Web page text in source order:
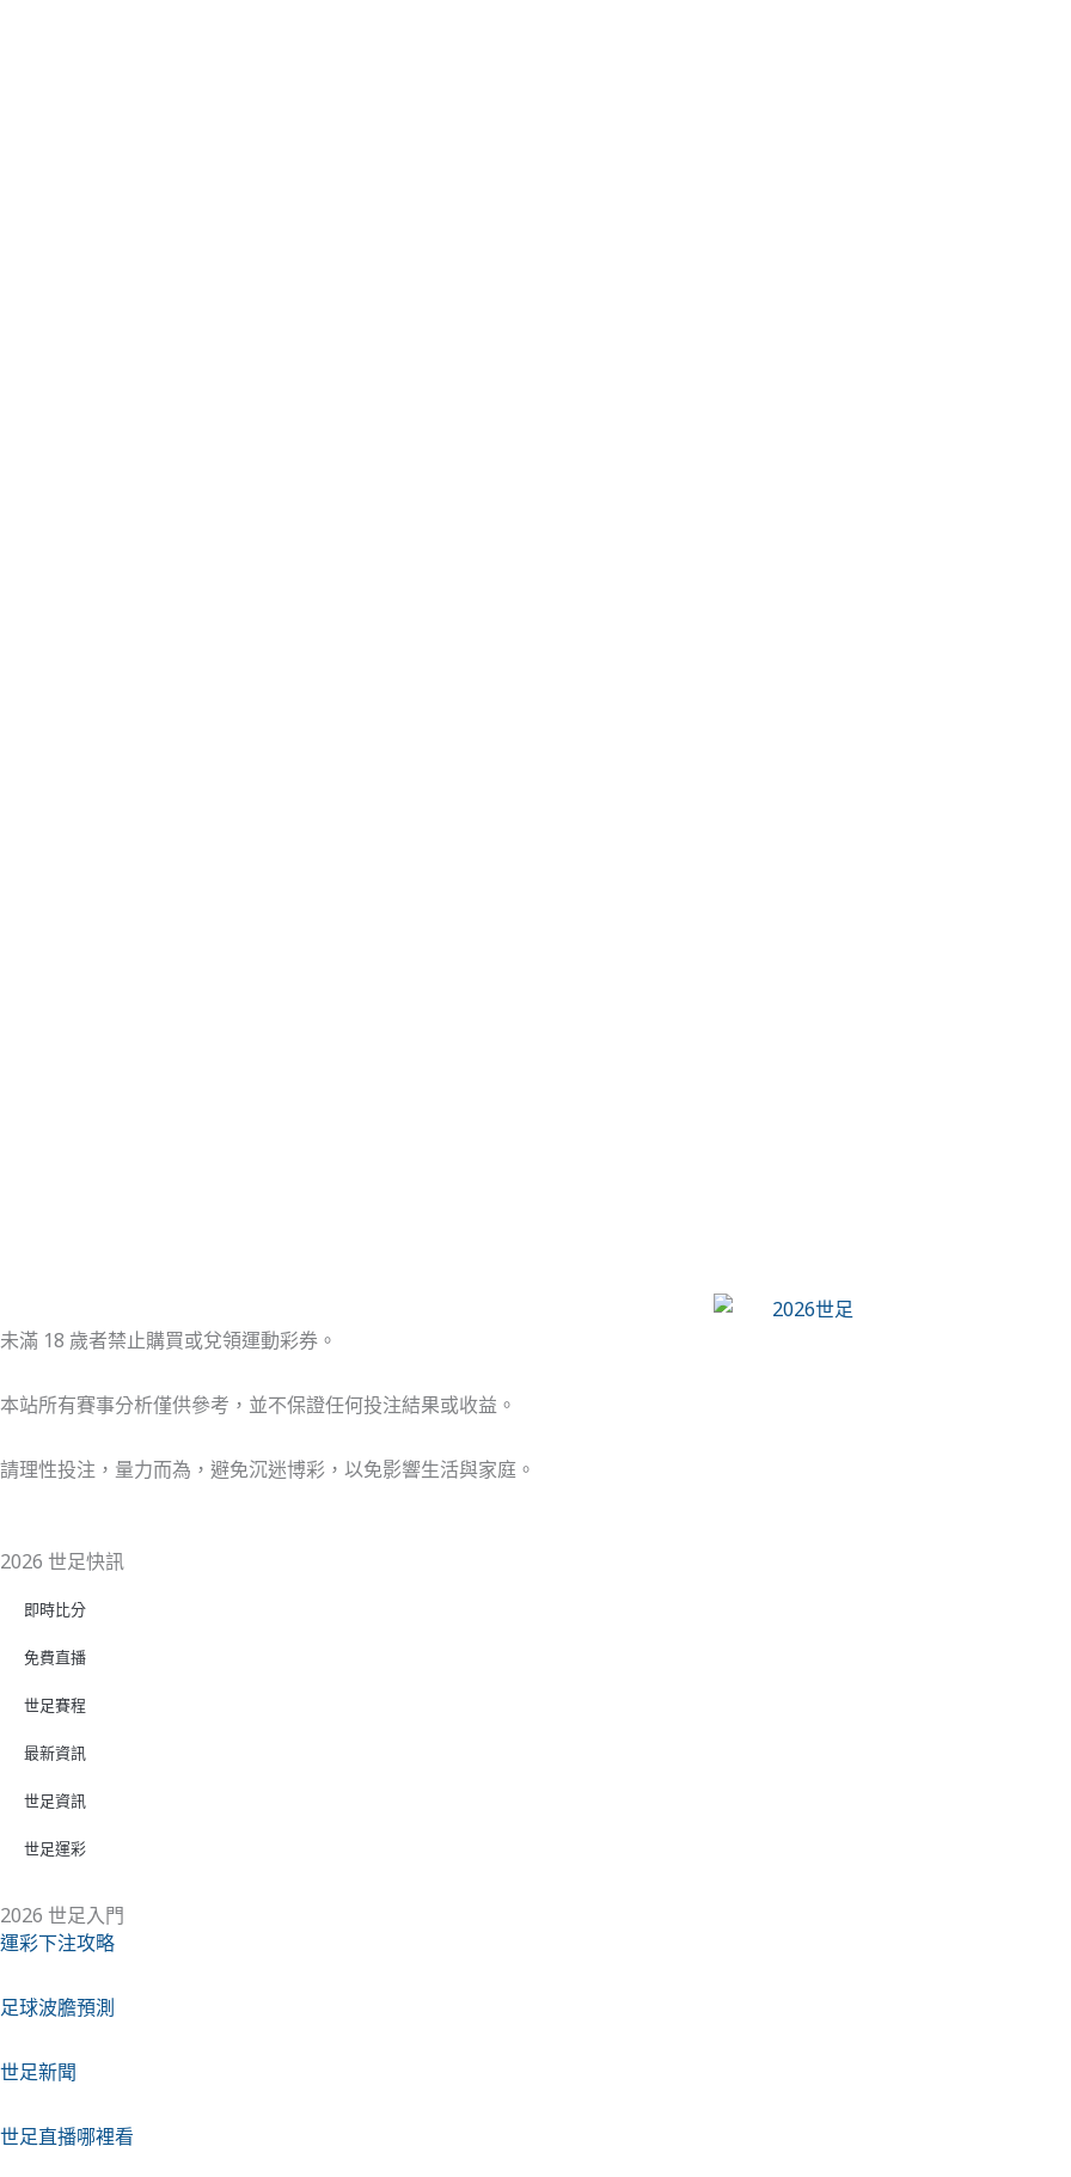
未滿 18 歲者禁止購買或兌領運動彩券。
本站所有賽事分析僅供參考，並不保證任何投注結果或收益。
請理性投注，量力而為，避免沉迷博彩，以免影響生活與家庭。
2026 世足快訊
即時比分
免費直播
世足賽程
最新資訊
世足資訊
世足運彩
2026 世足入門
運彩下注攻略
足球波膽預測
世足新聞
世足直播哪裡看